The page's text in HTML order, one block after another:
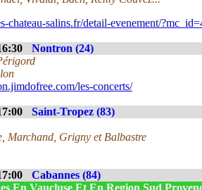
chateau-salins.fr/detail-evenement/
Nontron (24)
les-concerts/
Saint-Tropez (83)
Marchand, Grigny et Balbastre
Cabannes (84)
En Vaucluse Et En Region Sud